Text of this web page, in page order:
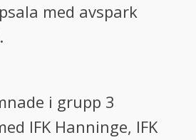
med avspark
i grupp 3
IFK Hanninge, IFK